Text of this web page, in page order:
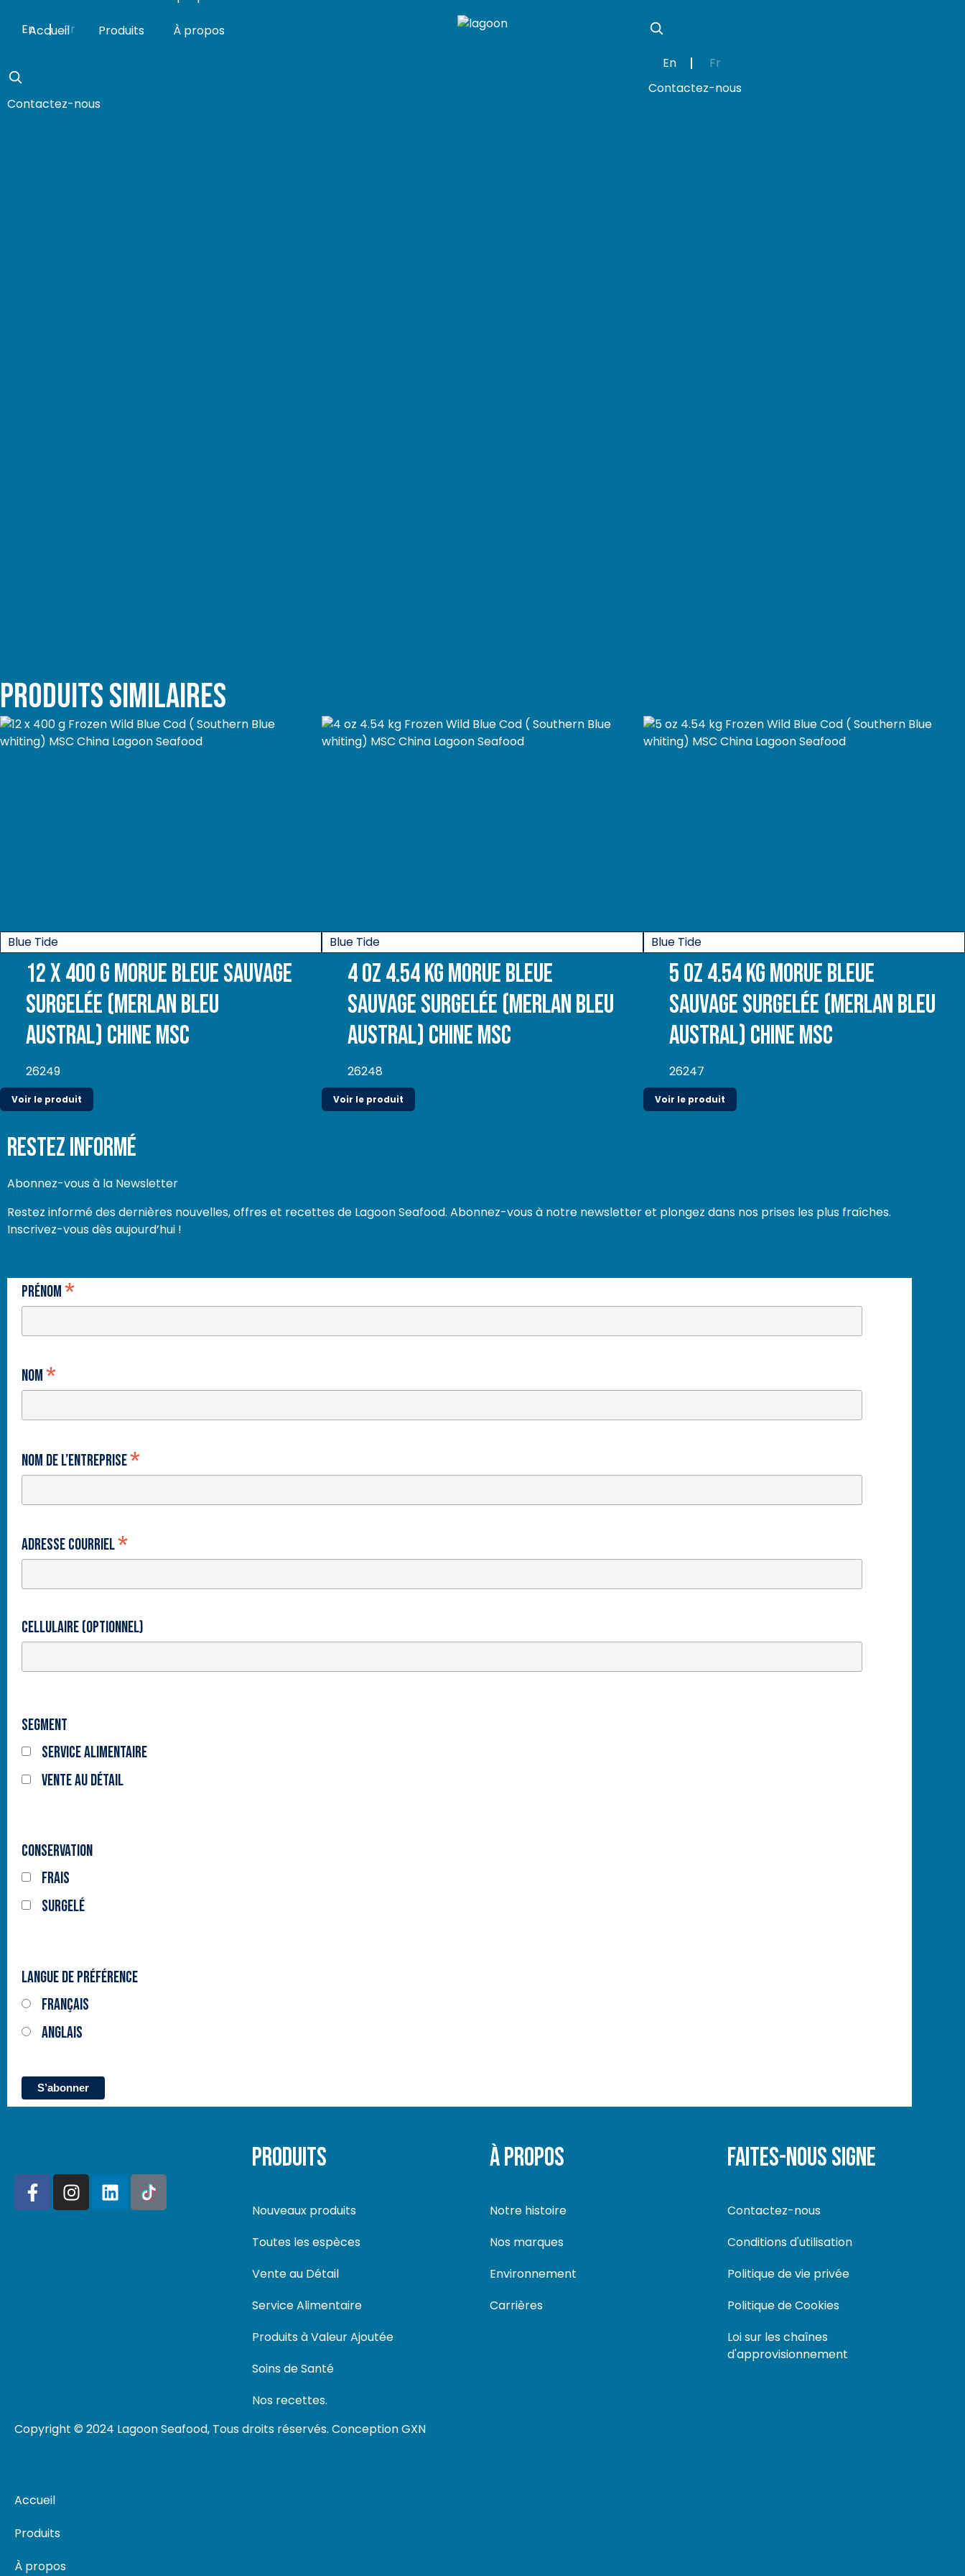
Accueil Produits
À propos
En
Fr
Contactez-nous
En
Fr
Contactez-nous
Produits similaires
Blue Tide
12 x 400 g Morue Bleue sauvage
surgelée (Merlan bleu
Austral) Chine MSC
26249
Voir le produit
Blue Tide
4 oz 4.54 kg Morue Bleue
sauvage surgelée (Merlan bleu
Austral) Chine MSC
26248
Voir le produit
Blue Tide
5 oz 4.54 kg Morue Bleue
sauvage surgelée (Merlan bleu
Austral) Chine MSC
26247
Voir le produit
Restez Informé
Abonnez-vous à la Newsletter
Restez informé des dernières nouvelles, offres et recettes de Lagoon Seafood. Abonnez-vous à notre newsletter et plongez dans nos prises les plus fraîches.
Inscrivez-vous dès aujourd’hui !
Prénom*
Nom*
Nom de l’entreprise*
Adresse courriel*
Cellulaire (optionnel)
Segment
Service alimentaire
Vente au détail
Conservation
Frais
Surgelé
Langue de préférence
Français
Anglais
PRODUITS
Nouveaux produits
Toutes les espèces
Vente au Détail
Service Alimentaire
Produits à Valeur Ajoutée
Soins de Santé
Nos recettes.
À PROPOS
Notre histoire
Nos marques
Environnement
Carrières
FAITES-NOUS SIGNE
Contactez-nous
Conditions d'utilisation
Politique de vie privée
Politique de Cookies
Loi sur les chaînes
d'approvisionnement
Copyright © 2024 Lagoon Seafood, Tous droits réservés. Conception GXN
Accueil
Produits
À propos